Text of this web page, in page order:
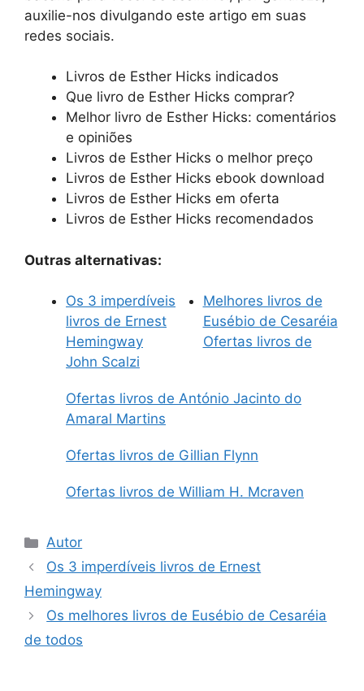
auxilie-nos divulgando este artigo em suas
redes sociais.
Livros de Esther Hicks indicados
Que livro de Esther Hicks comprar?
Melhor livro de Esther Hicks: comentários
e opiniões
Livros de Esther Hicks o melhor preço
Livros de Esther Hicks ebook download
Livros de Esther Hicks em oferta
Livros de Esther Hicks recomendados
Outras alternativas:
Os 3 imperdíveis
livros de Ernest
Hemingway
Melhores livros de
Eusébio de Cesaréia
Ofertas livros de
John Scalzi
Ofertas livros de António Jacinto do
Amaral Martins
Ofertas livros de Gillian Flynn
Ofertas livros de William H. Mcraven
Categorias
Autor
Os 3 imperdíveis livros de Ernest
Hemingway
Os melhores livros de Eusébio de Cesaréia
de todos